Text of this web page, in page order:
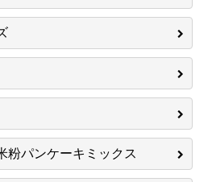
粉パンケーキミックス